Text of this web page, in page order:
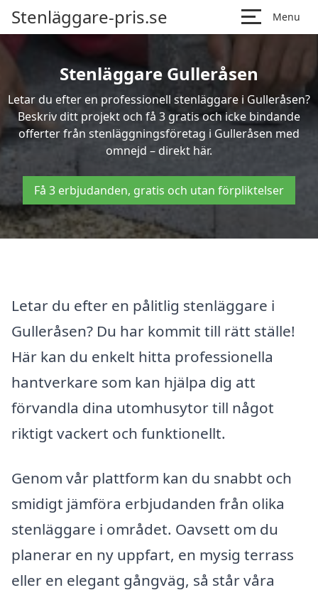
Stenläggare-pris.se Menu
Stenläggare Gulleråsen
Letar du efter en professionell stenläggare i Gulleråsen?
Beskriv ditt projekt och få 3 gratis och icke bindande
offerter från stenläggningsföretag i Gulleråsen med
omnejd – direkt här.
Få 3 erbjudanden, gratis och utan förpliktelser
Letar du efter en pålitlig stenläggare i
Gulleråsen? Du har kommit till rätt ställe!
Här kan du enkelt hitta professionella
hantverkare som kan hjälpa dig att
förvandla dina utomhusytor till något
riktigt vackert och funktionellt.
Genom vår plattform kan du snabbt och
smidigt jämföra erbjudanden från olika
stenläggare i området. Oavsett om du
planerar en ny uppfart, en mysig terrass
eller en elegant gångväg, så står våra